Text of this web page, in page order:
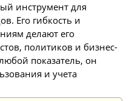
инструмент для
Его гибкость и
делают его
политиков и бизнес-
показатель, он
и учета